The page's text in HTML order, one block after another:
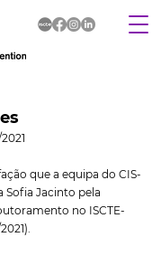
que a equipa do CIS-
Sofia Jacinto pela
no ISCTE-